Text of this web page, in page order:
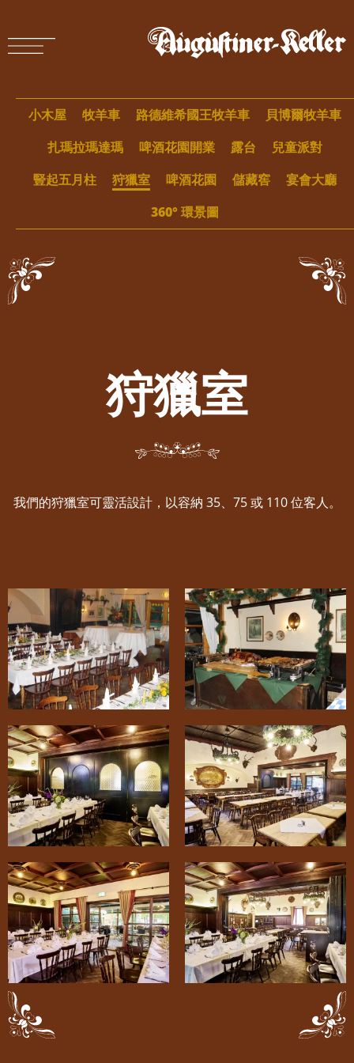
小木屋 牧羊車 路德維希國王牧羊車
貝博爾牧羊車
扎瑪拉瑪達瑪
啤酒花園開業 露台
兒童派對
豎起五月柱
狩獵室 啤酒花園 儲藏窖
宴會大廳
360° 環景圖
狩獵室
我們的狩獵室可靈活設計，以容納 35、75 或 110 位客人。